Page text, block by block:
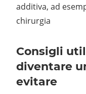
additiva, ad
chirurgia
Consigli
diventare
evitare